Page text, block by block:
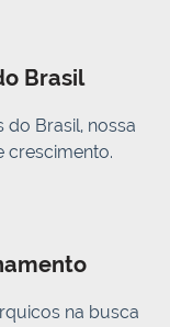
Brasil
do Brasil, nossa
crescimento.
na busca